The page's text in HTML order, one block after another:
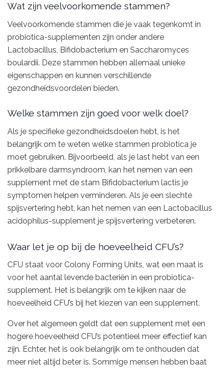
Wat zijn veelvoorkomende stammen?
Veelvoorkomende stammen die je vaak tegenkomt in
probiotica-supplementen zijn onder andere
Lactobacillus, Bifidobacterium en Saccharomyces
boulardii. Deze stammen hebben allemaal unieke
eigenschappen en kunnen verschillende
gezondheidsvoordelen bieden.
Welke stammen zijn goed voor welk doel?
Als je specifieke gezondheidsdoelen hebt, is het
belangrijk om te weten welke stammen probiotica je
moet gebruiken. Bijvoorbeeld, als je last hebt van een
prikkelbare darmsyndroom, kan het nemen van een
supplement met de stam Bifidobacterium lactis je
symptomen helpen verminderen. Als je een slechte
spijsvertering hebt, kan het nemen van een Lactobacillus
acidophilus-supplement je spijsvertering verbeteren.
Waar let je op bij de hoeveelheid CFU’s?
CFU staat voor Colony Forming Units, wat een maat is
voor het aantal levende bacteriën in een probiotica-
supplement. Het is belangrijk om te kijken naar de
hoeveelheid CFU’s bij het kiezen van een supplement.
Over het algemeen geldt dat een supplement met een
hogere hoeveelheid CFU’s potentieel meer effectief kan
zijn. Echter, het is ook belangrijk om te onthouden dat
meer niet altijd beter is. Sommige mensen hebben baat